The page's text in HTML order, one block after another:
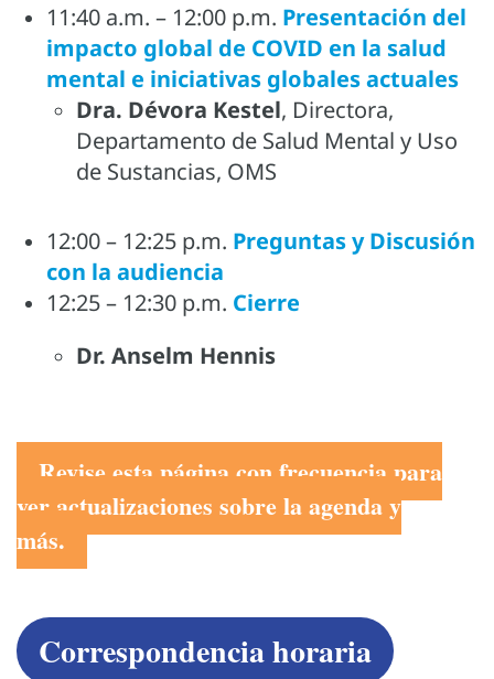
11:40 a.m. – 12:00 p.m. Presentación del
impacto global de COVID en la salud
mental e iniciativas globales actuales
Dra. Dévora Kestel, Directora,
Departamento de Salud Mental y Uso
de Sustancias, OMS
12:00 – 12:25 p.m. Preguntas y Discusión
con la audiencia
12:25 – 12:30 p.m. Cierre
Dr. Anselm Hennis
Revise esta página con frecuencia para
ver actualizaciones sobre la agenda y
más.
Correspondencia horaria